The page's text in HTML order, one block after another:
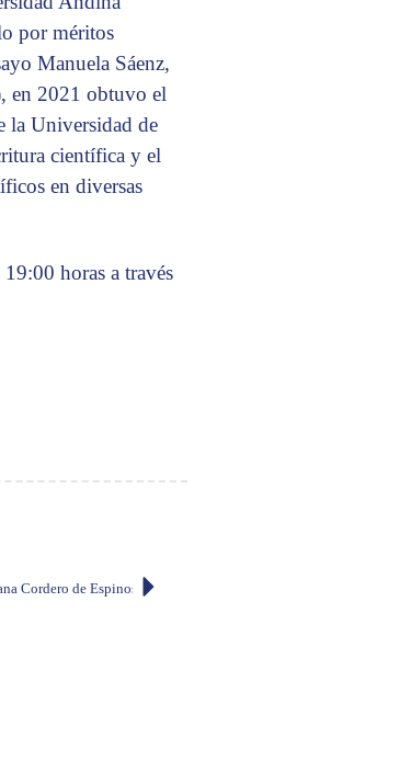
por méritos
Manuela Sáenz,
en 2021 obtuvo el
la Universidad de
científica y el
en diversas
horas a través
Cordero de Espinosa